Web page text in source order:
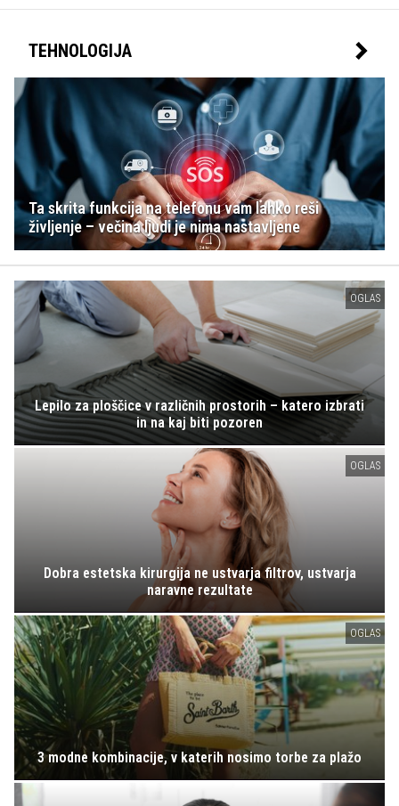
TEHNOLOGIJA
Ta skrita funkcija na telefonu vam lahko reši
življenje – večina ljudi je nima nastavljene
OGLAS
Lepilo za ploščice v različnih prostorih – katero izbrati
in na kaj biti pozoren
OGLAS
Dobra estetska kirurgija ne ustvarja filtrov, ustvarja
naravne rezultate
OGLAS
3 modne kombinacije, v katerih nosimo torbe za plažo